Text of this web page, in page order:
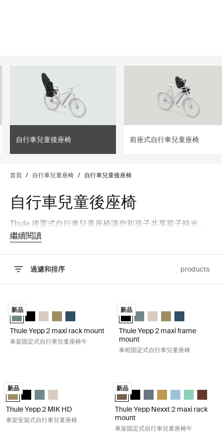
自行車兒童後座椅 前座式自行車兒童座椅
首頁 / 自行車兒童座椅 / 自行車兒童後座椅
自行車兒童後座椅
Thule 後置式自行車兒童座椅讓您和孩子共享親子時光。
繼續閱讀
過濾和排序 products
跳至結果
Thule Yepp 2 maxi rack mount 車架固定式自行車兒童座椅午 Mid blue
新品
Thule Yepp 2 maxi 中藍色 (selected)
Thule Yepp 2 maxi 午夜黑色
Thule Yepp 2 maxi 柔軟的沙子
Thule Yepp 2 maxi 海狸綠
Thule Yepp 2 maxi Majolica Blue
Thule Yepp 2 maxi rack mount
車架固定式自行車兒童座椅午
Thule Yepp 2 maxi frame mount
新品
Thule Yepp 2 maxi 午夜黑色
Thule Yepp 2 maxi 中藍色
Thule Yepp 2 maxi 柔軟
Thule Yepp 2 maxi
Thule Yepp 2
Thule Yepp 2 maxi frame
mount
車框固定式自行車兒童座椅
Thule Yepp 2 MIK HD 車架安裝式自行車兒童座椅 Nutria green
新品
Thule Yepp 2 MIK HD 海狸綠 (selected)
Thule Yepp 2 MIK HD 午夜黑色
Thule Yepp 2 MIK HD 中藍色
Thule Yepp 2 MIK HD 柔軟的沙子
Thule Yepp 2 MIK HD
車架安裝式自行車兒童座椅
Thule Yepp Nexxt 2 maxi rack
新品
Thule Yepp Nexxt 2 maxi 深卡其
Thule Yepp Nexxt 2 maxi 午
Thule Yepp Nexxt 2
Thule Yepp Nexxt 2
Thule Yepp
Thule Yepp
Thule
Thule Yepp Nexxt 2 maxi rack
mount
車架固定式自行車兒童座椅午